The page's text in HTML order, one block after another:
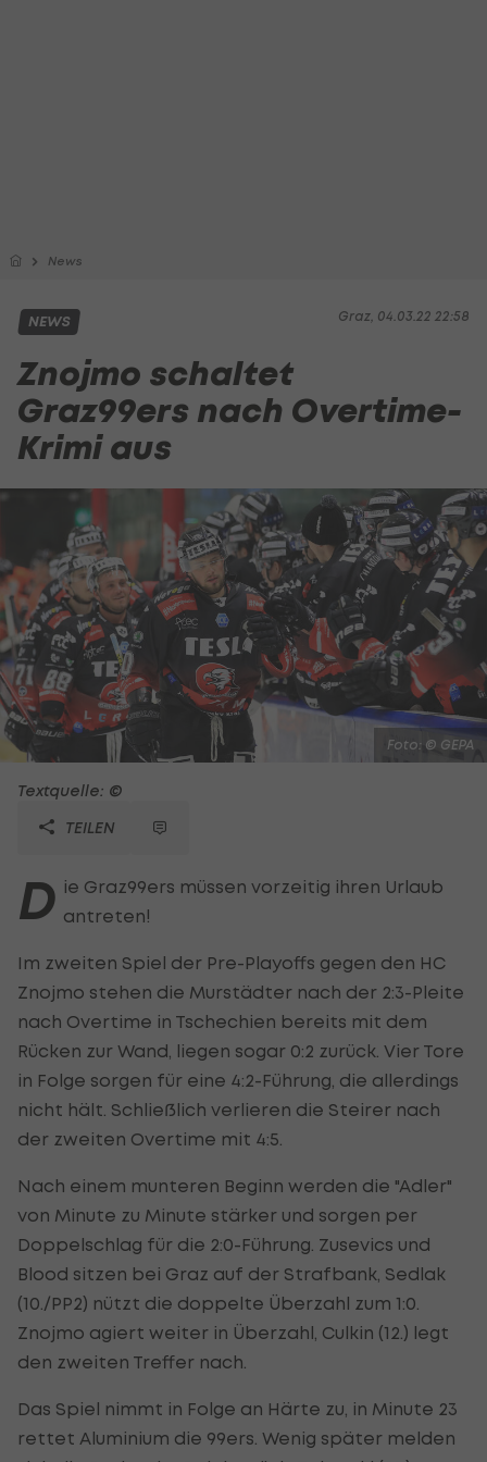
News
Graz, 04.03.22 22:58
NEWS
Znojmo schaltet
Graz99ers nach Overtime-
Krimi aus
Foto: © GEPA
Textquelle: ©
TEILEN
D ie Graz99ers müssen vorzeitig ihren Urlaub
antreten!
Im zweiten Spiel der Pre-Playoffs gegen den HC
Znojmo stehen die Murstädter nach der 2:3-Pleite
nach Overtime in Tschechien bereits mit dem
Rücken zur Wand, liegen sogar 0:2 zurück. Vier Tore
in Folge sorgen für eine 4:2-Führung, die allerdings
nicht hält. Schließlich verlieren die Steirer nach
der zweiten Overtime mit 4:5.
Nach einem munteren Beginn werden die "Adler"
von Minute zu Minute stärker und sorgen per
Doppelschlag für die 2:0-Führung. Zusevics und
Blood sitzen bei Graz auf der Strafbank, Sedlak
(10./PP2) nützt die doppelte Überzahl zum 1:0.
Znojmo agiert weiter in Überzahl, Culkin (12.) legt
den zweiten Treffer nach.
Das Spiel nimmt in Folge an Härte zu, in Minute 23
rettet Aluminium die 99ers. Wenig später melden